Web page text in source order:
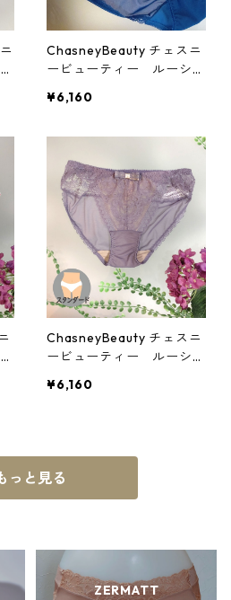
ChasneyBeauty チェスニ
ービューティー ルーシー
22ne
¥6,160
ChasneyBeauty チェスニ
ービューティー ルーシー
pu
¥6,160
っと見る
ZERMATT